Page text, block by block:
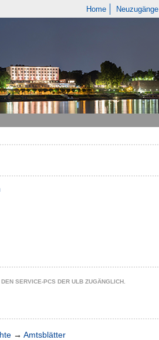
Home Neuzugänge
SERVICE-PCS DER ULB ZUGÄNGLICH.
→ Amtsblätter